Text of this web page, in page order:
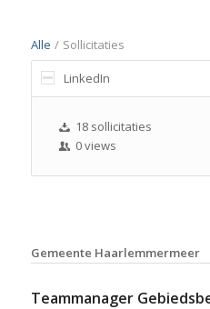
Alle / Sollicitaties
LinkedIn
18 sollicitaties
0 views
Gemeente Haarlemmermeer
Teammanager